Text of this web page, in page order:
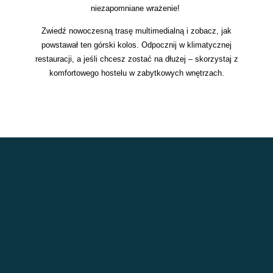
niezapomniane wrażenie!
Zwiedź nowoczesną trasę multimedialną i zobacz, jak
powstawał ten górski kolos. Odpocznij w klimatycznej
restauracji, a jeśli chcesz zostać na dłużej – skorzystaj z
komfortowego hostelu w zabytkowych wnętrzach.